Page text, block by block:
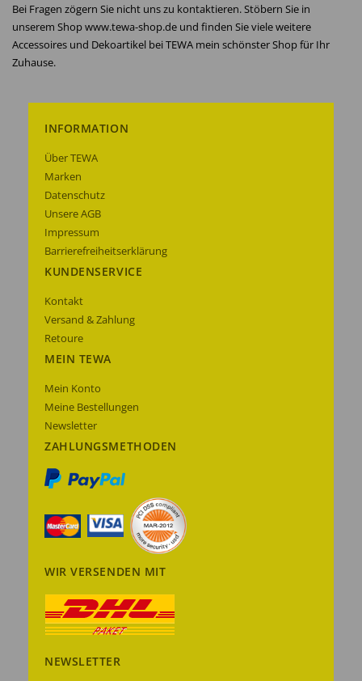
Bei Fragen zögern Sie nicht uns zu kontaktieren. Stöbern Sie in
unserem Shop www.tewa-shop.de und finden Sie viele weitere
Accessoires und Dekoartikel bei TEWA mein schönster Shop für Ihr
Zuhause.
INFORMATION
Über TEWA
Marken
Datenschutz
Unsere AGB
Impressum
Barrierefreiheitserklärung
KUNDENSERVICE
Kontakt
Versand & Zahlung
Retoure
MEIN TEWA
Mein Konto
Meine Bestellungen
Newsletter
ZAHLUNGSMETHODEN
WIR VERSENDEN MIT
NEWSLETTER